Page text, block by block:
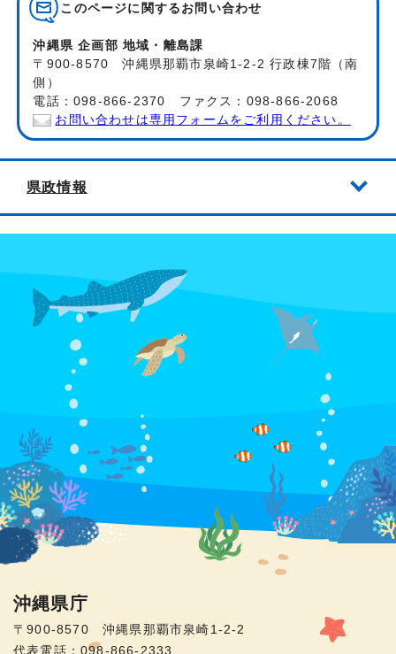
このページに関する お問い合わせ
沖縄県 企画部 地域・離島課
〒900-8570 沖縄県那覇市泉崎1-2-2 行政棟7階（南
側）
電話：098-866-2370 ファクス：098-866-2068
お問い合わせは専用フォームをご利用ください。
県政情報
沖縄県庁
〒900-8570 沖縄県那覇市泉崎1-2-2
代表電話：098-866-2333